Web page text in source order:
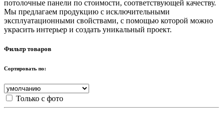
потолочные панели по стоимости, соответствующей качеству.
Мы предлагаем продукцию с исключительными
эксплуатационными свойствами, с помощью которой можно
украсить интерьер и создать уникальный проект.
Фильтр товаров
Сортировать по:
Только с фото